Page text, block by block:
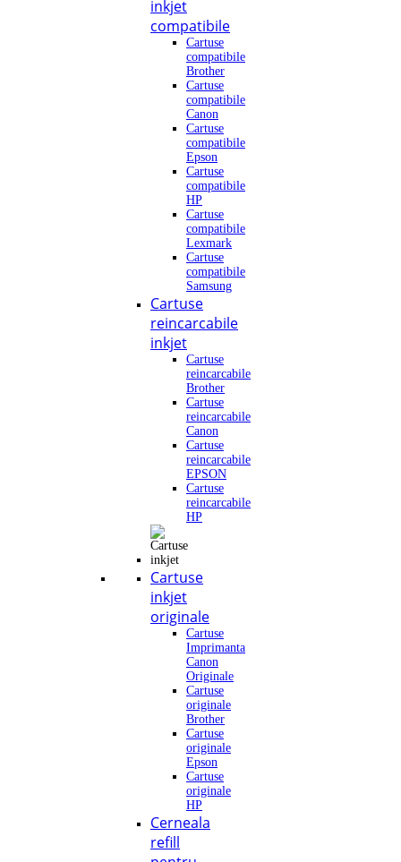
inkjet
compatibile
Cartuse
compatibile
Brother
Cartuse
compatibile
Canon
Cartuse
compatibile
Epson
Cartuse
compatibile
HP
Cartuse
compatibile
Lexmark
Cartuse
compatibile
Samsung
Cartuse
reincarcabile
inkjet
Cartuse
reincarcabile
Brother
Cartuse
reincarcabile
Canon
Cartuse
reincarcabile
EPSON
Cartuse
reincarcabile
HP
Cartuse
inkjet
originale
Cartuse
Imprimanta
Canon
Originale
Cartuse
originale
Brother
Cartuse
originale
Epson
Cartuse
originale
HP
Cerneala
refill